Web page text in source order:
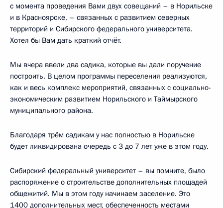
с момента проведения Вами двух совещаний – в Норильске
и в Красноярске, – связанных с развитием северных
территорий и Сибирского федерального университета.
Хотел бы Вам дать краткий отчёт.
Мы вчера ввели два садика, которые вы дали поручение
построить. В целом программы переселения реализуются,
как и весь комплекс мероприятий, связанных с социально-
экономическим развитием Норильского и Таймырского
муниципального района.
Благодаря трём садикам у нас полностью в Норильске
будет ликвидирована очередь с 3 до 7 лет уже в этом году.
Сибирский федеральный университет – вы помните, было
распоряжение о строительстве дополнительных площадей
общежитий. Мы в этом году начинаем заселение. Это
1400 дополнительных мест, обеспеченность местами